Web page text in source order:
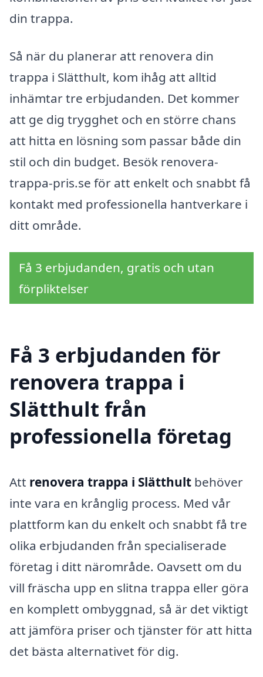
din trappa.
Så när du planerar att renovera din
trappa i Slätthult, kom ihåg att alltid
inhämtar tre erbjudanden. Det kommer
att ge dig trygghet och en större chans
att hitta en lösning som passar både din
stil och din budget. Besök renovera-
trappa-pris.se för att enkelt och snabbt få
kontakt med professionella hantverkare i
ditt område.
Få 3 erbjudanden, gratis och utan
förpliktelser
Få 3 erbjudanden för
renovera trappa i
Slätthult från
professionella företag
Att renovera trappa i Slätthult behöver
inte vara en krånglig process. Med vår
plattform kan du enkelt och snabbt få tre
olika erbjudanden från specialiserade
företag i ditt närområde. Oavsett om du
vill fräscha upp en slitna trappa eller göra
en komplett ombyggnad, så är det viktigt
att jämföra priser och tjänster för att hitta
det bästa alternativet för dig.